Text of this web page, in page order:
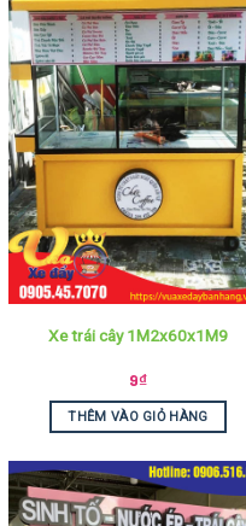
Xe trái cây 1M2x60x1M9
9₫
THÊM VÀO GIỎ HÀNG